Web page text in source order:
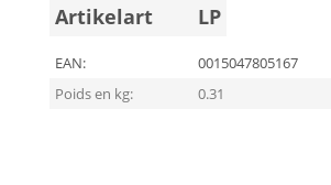
Artikelart LP
EAN:
0015047805167
Poids en kg:
0.31